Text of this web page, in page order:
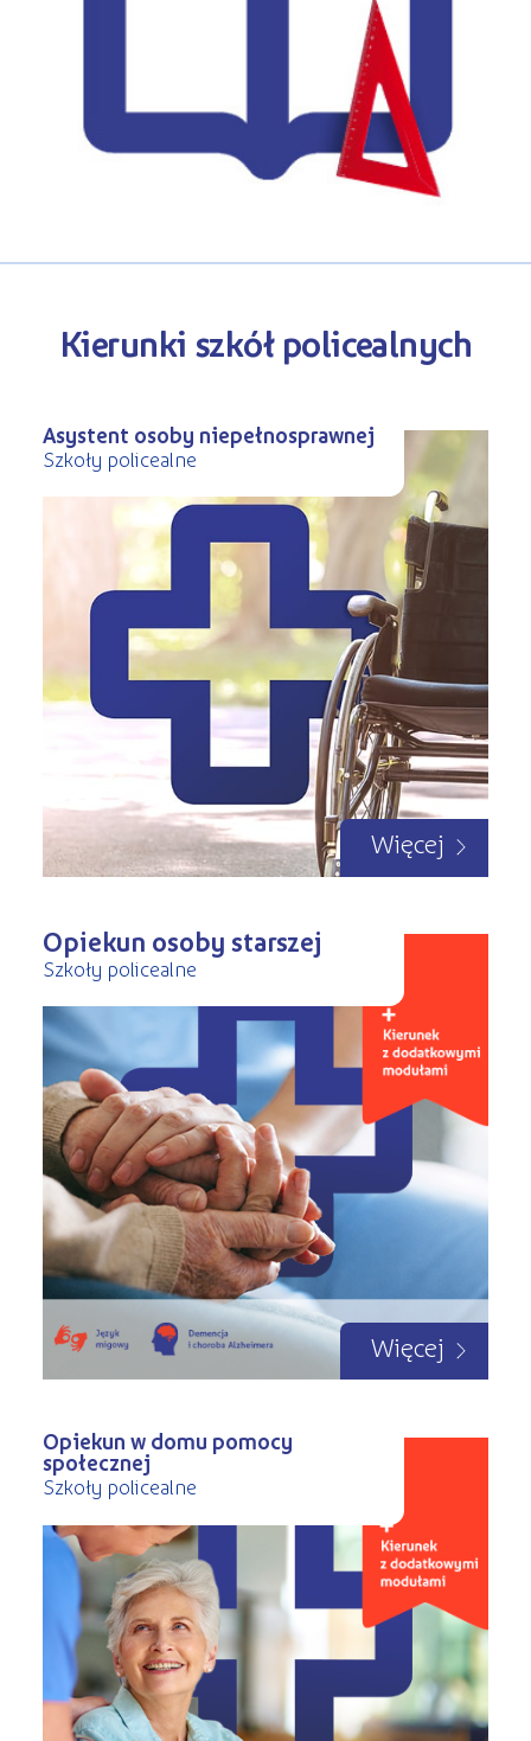
Kierunki szkół policealnych
Asystent osoby niepełnosprawnej
Szkoły policealne
Więcej
Opiekun osoby starszej
Szkoły policealne
Więcej
Opiekun w domu pomocy
społecznej
Szkoły policealne